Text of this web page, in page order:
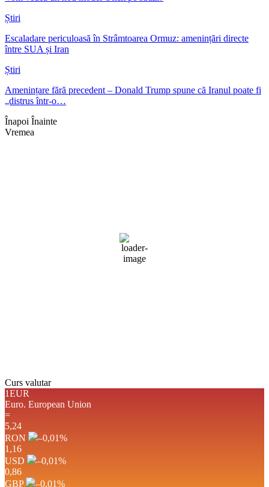
Știri
Escaladare periculoasă în Strâmtoarea Ormuz: amenințări directe
între SUA și Iran
Știri
Amenințare fără precedent – Donald Trump spune că Iranul poate fi
„distrus într-o…
Înapoi Înainte
Vremea
41 %
1013 mb
1 mph
Rafală vânturi:
Curs valutar
1EUR
Euro. European Union
=
5,24
RON
–0,01%
1,16
USD
–0,01%
0,86
GBP
–0,01%